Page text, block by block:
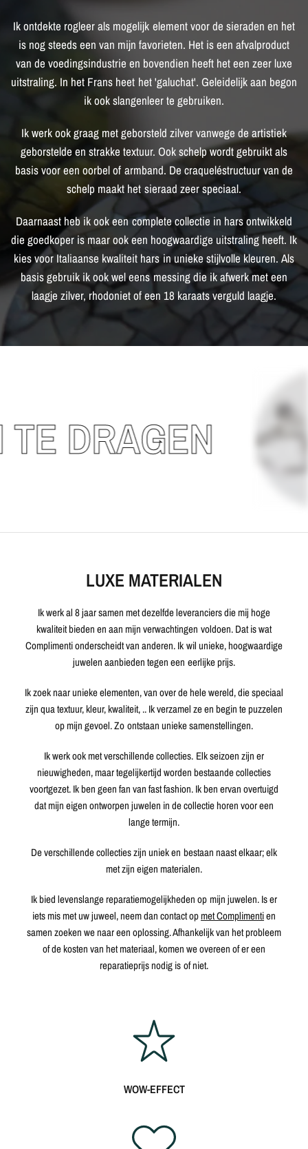
Ikontdekte rogleerals mogelijk elementvoorde sieraden en het
is nogsteedseen van mijn favorieten. Het iseen afvalproduct
van de voedingsindustrie en bovendien heeft heteen zeerluxe
uitstraling. In het Frans heet het'galuchat'. Geleidelijkaan begon
ikookslangenleerte gebruiken.
Ikwerkookgraag metgeborsteld zilvervanwege de artistiek
geborstelde en strakke textuur. Ookschelpwordtgebruiktals
basisvooreen oorbelof armband. De craqueléstructuurvan de
schelp maakt het sieraad zeerspeciaal.
Daarnaast heb ikookeencompletecollectie in harsontwikkeld
die goedkoper is maarookeen hoogwaardige uitstralingheeft. Ik
kiesvoorItaliaanse kwaliteit harsin unieke stijlvolle kleuren. Als
basisgebruik ikookweleens messingdie ikafwerkmeteen
laagje zilver, rhodonietofeen 18 karaatsverguld laagje.
DRAGEN
LUXE MATERIALEN
Ik werk al 8 jaar samen met dezelfde leveranciers die mij hoge
kwaliteit bieden en aan mijn verwachtingen voldoen. Dat is wat
Complimenti onderscheidt van anderen. Ik wil unieke, hoogwaardige
juwelen aanbieden tegen een eerlijke prijs.
Ik zoek naar unieke elementen, van over de hele wereld, die speciaal
zijn qua textuur, kleur, kwaliteit, .. Ik verzamel ze en begin te puzzelen
op mijn gevoel. Zo ontstaan ​​unieke samenstellingen.
Ik werk ook met verschillende collecties. Elk seizoen zijn er
nieuwigheden, maar tegelijkertijd worden bestaande collecties
voortgezet. Ik ben geen fan van fast fashion. Ik ben ervan overtuigd
dat mijn eigen ontworpen juwelen in de collectie horen voor een
lange termijn.
De verschillende collecties zijn uniek en bestaan ​​naast elkaar; elk
met zijn eigen materialen.
Ik bied levenslange reparatiemogelijkheden op mijn juwelen. Is er
iets mis met uw juweel, neem dan contact opmet Complimentien
samen zoeken we naar een oplossing. Afhankelijk van het probleem
of de kosten van het materiaal, komen we overeen of er een
reparatieprijs nodig is of niet.
WOW-EFFECT